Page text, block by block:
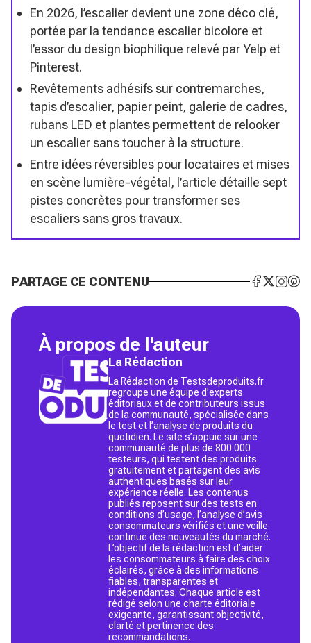
En 2026, l’escalier devient une zone déco clé,
portée par la tendance escalier bicolore et
l’essor du design biophilique relevé par Yelp et
Pinterest.
Revêtements adhésifs sur contremarches,
tapis d’escalier, papier peint, galerie de cadres,
rubans LED et plantes permettent de relooker
un escalier sans toucher à la structure.
Entre idées réversibles pour locataires et mises
en scène lumière-végétal, l’article détaille sept
pistes concrètes pour transformer ses
escaliers sans gros travaux.
PARTAGE CE CONTENU
À propos de l'auteur
La Rédaction
La Rédaction de Testsdeproduits.fr
regroupe une équipe d’experts
éditoriaux et de contributeurs issus
de la communauté, spécialisée dans
le test et l’analyse de produits du
quotidien. Le site s’appuie sur une
communauté de plus de 800 000
testeurs, qui testent des produits
gratuitement et partagent des avis
authentiques basés sur leur
expérience réelle. Les contenus
publiés reposent sur des tests en
conditions d’usage, l’analyse d’avis
consommateurs vérifiés et une veille
continue des nouveautés du marché.
L’objectif de la rédaction est d’aider
les consommateurs à faire des choix
éclairés, grâce à des informations
fiables, transparentes et
indépendantes. Chaque article est
rédigé selon une charte éditoriale
exigeante, garantissant objectivité,
clarté et pertinence des
recommandations.